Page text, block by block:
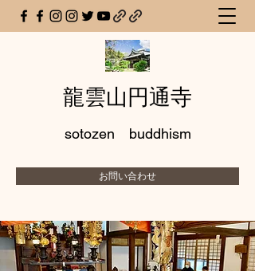
龍雲山円通寺
sotozen buddhism
お問い合わせ